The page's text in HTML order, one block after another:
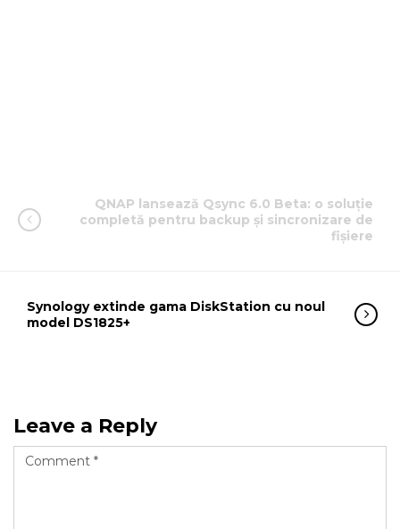
QNAP lansează Qsync 6.0 Beta: o soluție
completă pentru backup și sincronizare de
fișiere
Synology extinde gama DiskStation cu noul
model DS1825+
Leave a Reply